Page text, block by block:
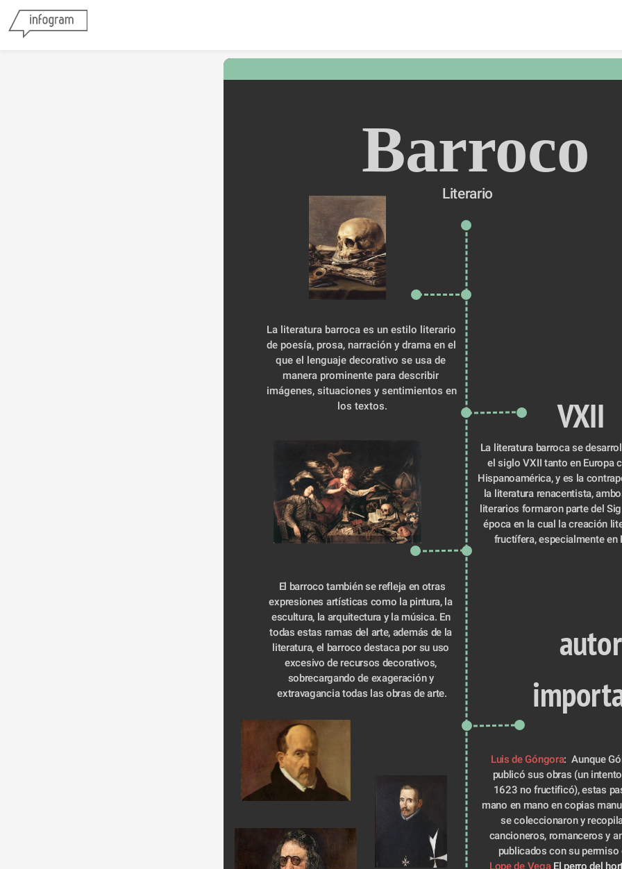
Barroco
Literario
La literatura barroca es un estilo literario
de poesía, prosa, narración y drama en el
que el lenguaje decorativo se usa de
manera prominente para describir
imágenes, situaciones y sentimientos en
los textos.
VXII
el siglo VXII tanto en Europa
Hispanoamérica, y es la
la literatura renacentista,
literarios formaron parte del
época en la cual la creación
fructífera, especialmente en
expresiones artísticas como la pintura, la
escultura, la arquitectura y la música. En
todas estas ramas del arte, además de la
literatura, el barroco destaca por su uso
excesivo de recursos decorativos,
sobrecargando de exageración y
extravagancia todas las obras de arte.
Luis de Góngora:  Aunque
publicó sus obras (un
1623 no fructificó), estas
mano en mano en copias
se coleccionaron y
cancioneros, romanceros y
publicados con su permiso
Lope de Vega El perro del